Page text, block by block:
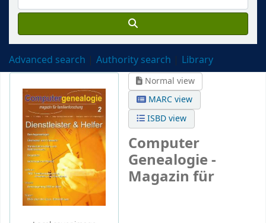
Advanced search Authority search Library
Normal view
MARC view
ISBD view
Computer
Genealogie -
Magazin für